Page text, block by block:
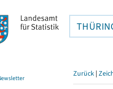
Zurück |